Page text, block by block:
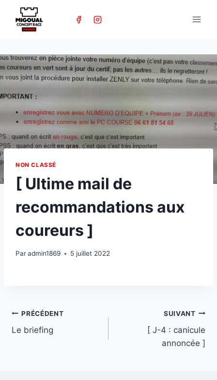
content
NON CLASSÉ
[ Ultime mail de
recommandations aux
coureurs ]
Paradmin1869 5 juillet 2022
Navigation
de
PRÉCÉDENT
Le briefing
SUIVANT
[ J-4 : canicule
annoncée ]